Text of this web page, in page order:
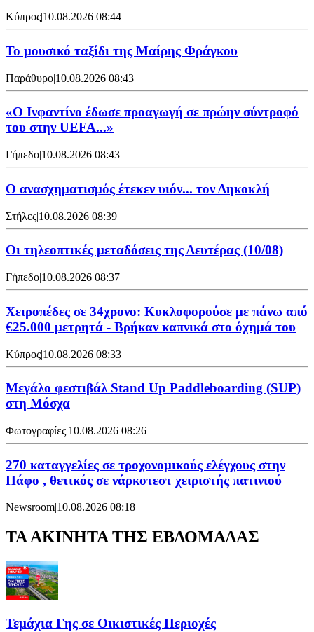
Κύπρος|10.08.2026 08:44
Το μουσικό ταξίδι της Μαίρης Φράγκου
Παράθυρο|10.08.2026 08:43
«Ο Ινφαντίνο έδωσε προαγωγή σε πρώην σύντροφό
του στην UEFA...»
Γήπεδο|10.08.2026 08:43
Ο ανασχηματισμός έτεκεν υιόν... τον Δηκοκλή
Στήλες|10.08.2026 08:39
Οι τηλεοπτικές μεταδόσεις της Δευτέρας (10/08)
Γήπεδο|10.08.2026 08:37
Χειροπέδες σε 34χρονο: Κυκλοφορούσε με πάνω από
€25.000 μετρητά - Βρήκαν καπνικά στο όχημά του
Κύπρος|10.08.2026 08:33
Μεγάλο φεστιβάλ Stand Up Paddleboarding (SUP)
στη Μόσχα
Φωτογραφίες|10.08.2026 08:26
270 καταγγελίες σε τροχονομικούς ελέγχους στην
Πάφο , θετικός σε νάρκοτεστ χειριστής πατινιού
Newsroom|10.08.2026 08:18
ΤΑ ΑΚΙΝΗΤΑ ΤΗΣ ΕΒΔΟΜΑΔΑΣ
Τεμάχια Γης σε Οικιστικές Περιοχές